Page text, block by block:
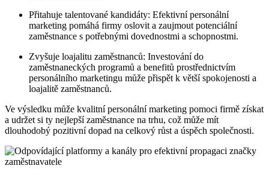
Přitahuje⁤ talentované kandidáty: Efektivní personální
marketing ‍pomáhá ‍firmy oslovit a ⁣zaujmout ⁤potenciální⁤
zaměstnance s potřebnými dovednostmi a schopnostmi.
Zvyšuje loajalitu zaměstnanců: Investování do
zaměstnaneckých⁢ programů a benefitů prostřednictvím‍
personálního marketingu ⁤může přispět k ⁤větší spokojenosti ⁢a
loajalitě zaměstnanců.
Ve výsledku může​ kvalitní personální marketing​ pomoci ⁣firmě získat
a udržet si ty nejlepší zaměstnance na trhu, což může mít
⁤dlouhodobý pozitivní dopad na celkový růst a úspěch společnosti.